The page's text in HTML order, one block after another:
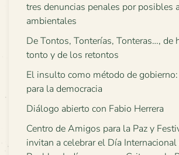
tres denuncias penales por posibles
ambientales
De Tontos, Tonterías, Tonteras…, de
tonto y de los retontos
El insulto como método de gobierno:
para la democracia
Diálogo abierto con Fabio Herrera
Centro de Amigos para la Paz y
invitan a celebrar el Día